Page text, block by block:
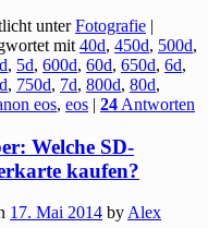
unter Fotografie |
mit 40d,450d, 500d,
, 5d,600d,60d,650d,6d,
, 750d, 7d,800d,80d,
eos,eos |24 Antworten
Welche SD-
kaufen?
17. Mai 2014 byAlex